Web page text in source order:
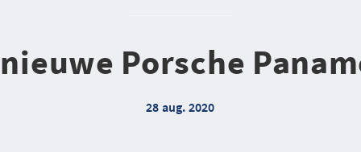
Porsche
28 aug. 2020